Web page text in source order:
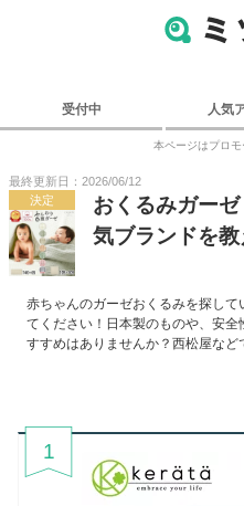
受付中 人気
本ページはプロ
最終更新日：2026/06/12
決定
おくるみガー
気ブランドを教
赤ちゃんのガーゼおくるみを探して
てください！日本製のものや、安
すすめはありませんか？西松屋など
1